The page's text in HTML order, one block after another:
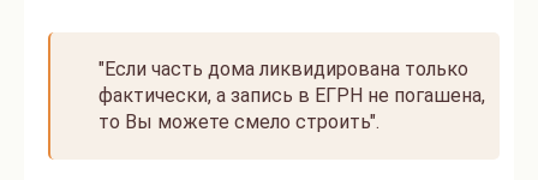
"Если часть дома ликвидирована только
фактически, а запись в ЕГРН не погашена,
то Вы можете смело строить".